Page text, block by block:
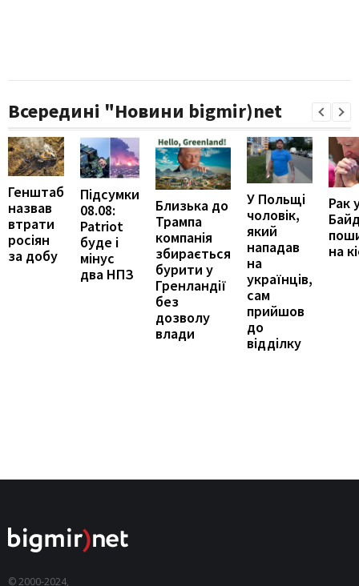
Всередині "Новини bigmir)net
Генштаб
назвав
втрати
росіян
за добу
Підсумки
08.08:
Patriot
буде і
мінус
два НПЗ
Близька до
Трампа
компанія
збирається
бурити у
Гренландії
без
дозволу
влади
У Польщі
чоловік,
який
нападав
на
українців,
сам
прийшов
до
відділку
Рак
на
© 2000-2024,